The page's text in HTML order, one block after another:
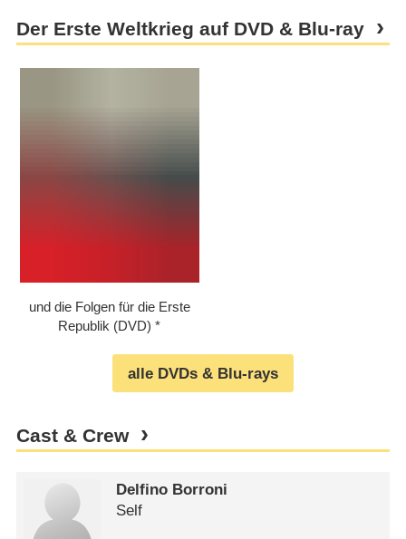
Der Erste Weltkrieg auf DVD & Blu-ray
und die Folgen für die Erste
Republik (DVD)
alle DVDs & Blu-rays
Cast & Crew
Delfino Borroni
Self